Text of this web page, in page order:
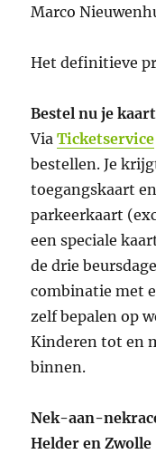
Marco
Het definitieve
Bestel nu je
ViaTicketservice
bestellen. Je
toegangskaart
parkeerkaart
een speciale
de drie
combinatie met
zelf bepalen op
Kinderen tot en
binnen.
Nek-aan-
Helder en Zwolle